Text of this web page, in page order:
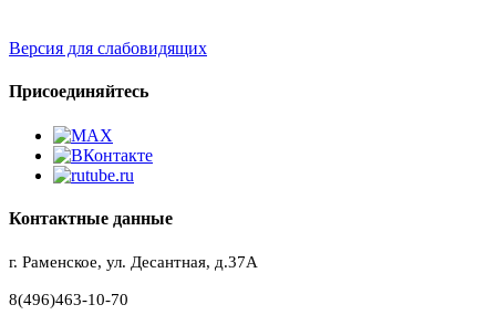
Версия для слабовидящих
Присоединяйтесь
Контактные данные
г. Раменское, ул. Десантная, д.37A
8(496)463-10-70